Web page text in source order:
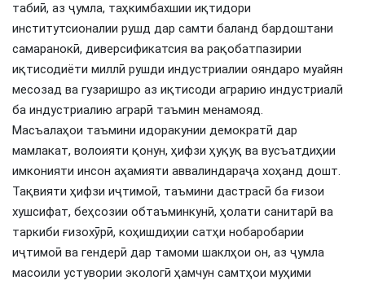
табиӣ, аз ҷумла, таҳкимбахшии иқтидори
институтсионалии рушд дар самти баланд бардоштани
самаранокӣ, диверсификатсия ва рақобатпазирии
иқтисодиёти миллӣ рушди индустриалии ояндаро муайян
месозад ва гузаришро аз иқтисоди аграрию индустриалӣ
ба индустриалию аграрӣ таъмин менамояд.
Масъалаҳои таъмини идоракунии демократӣ дар
мамлакат, волоияти қонун, ҳифзи ҳуқуқ ва вусъатдиҳии
имконияти инсон аҳамияти аввалиндараҷа хоҳанд дошт.
Тақвияти ҳифзи иҷтимоӣ, таъмини дастрасӣ ба ғизои
хушсифат, беҳсозии обтаъминкунӣ, ҳолати санитарӣ ва
таркиби ғизохӯрӣ, коҳишдиҳии сатҳи нобаробарии
иҷтимоӣ ва гендерӣ дар тамоми шаклҳои он, аз ҷумла
масоили устувории экологӣ ҳамчун самтҳои муҳими